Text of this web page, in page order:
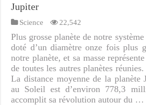
Jupiter
Science 22,542
Plus grosse planète de notre
doté d’un diamètre onze fois plus
notre planète, et sa masse
de toutes les autres planètes
La distance moyenne de la planète
au Soleil est d’environ 778,3
accomplit sa révolution autour du …